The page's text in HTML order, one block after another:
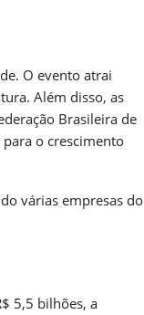
O evento atrai
Além disso, as
Brasileira de
o crescimento
várias empresas do
5,5 bilhões, a